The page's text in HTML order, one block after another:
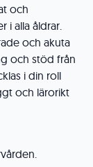
och
i alla åldrar.
och akuta
och stöd från
i din roll
och lärorikt